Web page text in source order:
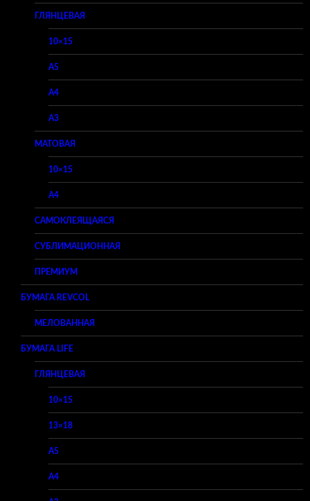
ГЛЯНЦЕВАЯ
10×15
A5
A4
A3
МАТОВАЯ
10×15
A4
САМОКЛЕЯЩАЯСЯ
СУБЛИМАЦИОННАЯ
ПРЕМИУМ
БУМАГА REVCOL
МЕЛОВАННАЯ
БУМАГА LIFE
ГЛЯНЦЕВАЯ
10×15
13×18
A5
A4